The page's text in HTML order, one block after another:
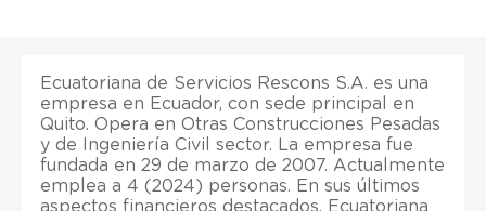
Ecuatoriana de Servicios Rescons S.A. es una
empresa en Ecuador, con sede principal en
Quito. Opera en Otras Construcciones Pesadas
y de Ingeniería Civil sector. La empresa fue
fundada en 29 de marzo de 2007. Actualmente
emplea a 4 (2024) personas. En sus últimos
aspectos financieros destacados, Ecuatoriana